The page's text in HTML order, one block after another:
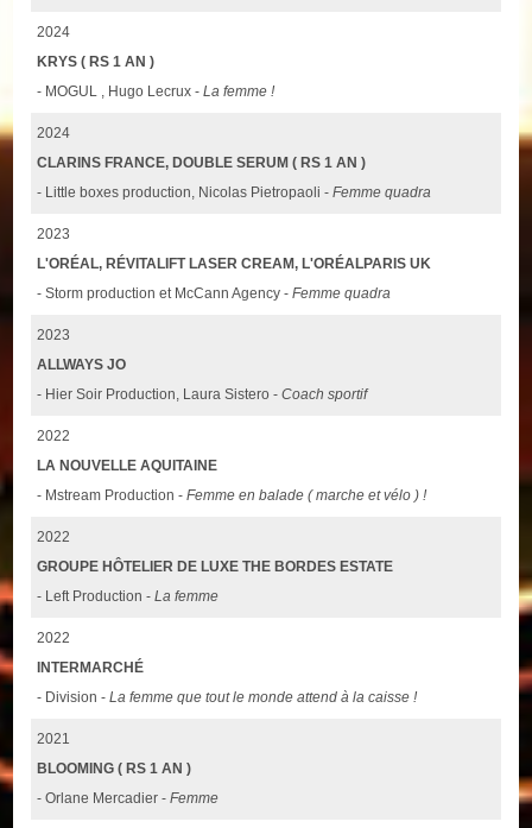
2024
KRYS ( RS 1 AN )
- MOGUL , Hugo Lecrux -La femme !
2024
CLARINS FRANCE, DOUBLE SERUM ( RS 1 AN )
- Little boxes production, Nicolas Pietropaoli -Femme quadra
2023
L'ORÉAL, RÉVITALIFT LASER CREAM, L'ORÉALPARIS UK
- Storm production et McCann Agency -Femme quadra
2023
ALLWAYS JO
- Hier Soir Production, Laura Sistero -Coach sportif
2022
LA NOUVELLE AQUITAINE
- Mstream Production -Femme en balade ( marche et vélo ) !
2022
GROUPE HÔTELIER DE LUXE THE BORDES ESTATE
- Left Production -La femme
2022
INTERMARCHÉ
- Division -La femme que tout le monde attend à la caisse !
2021
BLOOMING ( RS 1 AN )
- Orlane Mercadier -Femme